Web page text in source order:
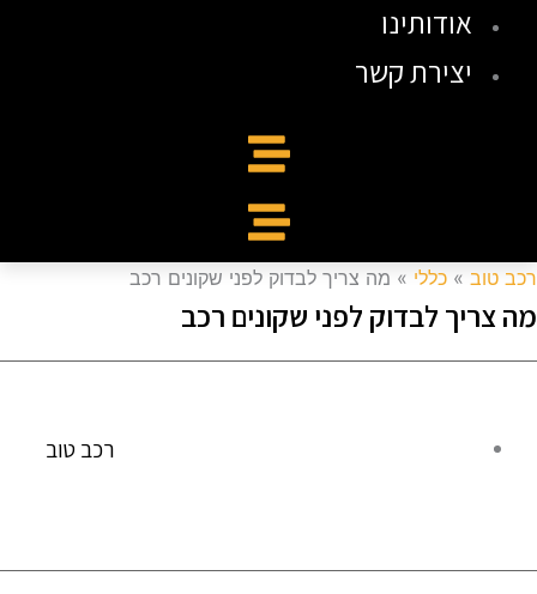
אודותינו
יצירת קשר
טוב» כללי» מה צריך לבדוק לפני שקונים רכב
צריך לבדוק לפני שקונים רכב
רכב טוב